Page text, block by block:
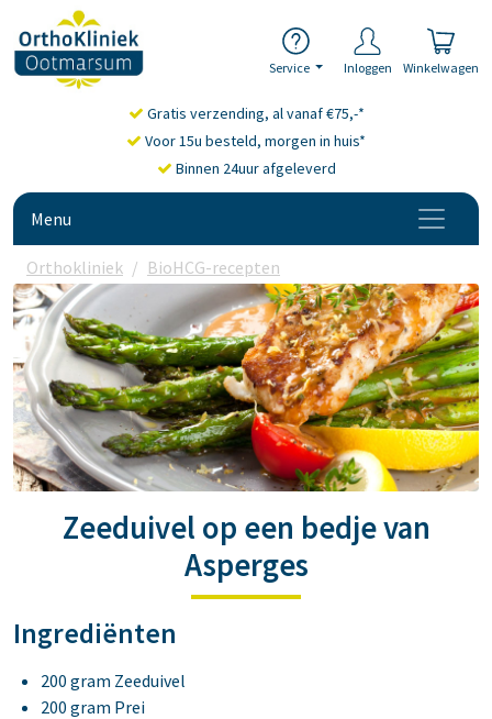
Service Inloggen Winkelwagen
Gratis verzending, al vanaf €75,-*
Voor 15u besteld, morgen in huis*
Binnen 24uur afgeleverd
Menu
Orthokliniek BioHCG-recepten
Zeeduivel op een bedje van
Asperges
Ingrediënten
200 gram Zeeduivel
200 gram Prei